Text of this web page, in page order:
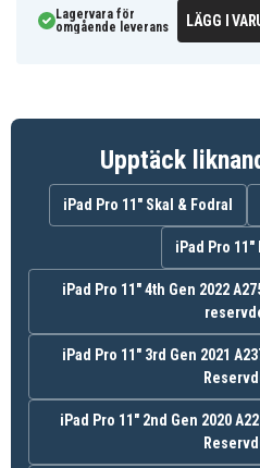
Färg Lila
Plast,
Lagervara för
omgående leverans
LÄGG I
Upptäck
iPad Pro 11" Skal & Fodral
iPad Pro 11"
iPad Pro 11" 4th Gen 2022
iPad Pro 11" 3rd Gen 2021
iPad Pro 11" 2nd Gen 2020